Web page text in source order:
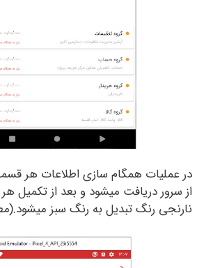
در عملیات همگام سازی اطلاعات هر
از سرور دریافت میشود و بعد از تکمیل
نارنجی رنگ تبدیل به رنگ سبز